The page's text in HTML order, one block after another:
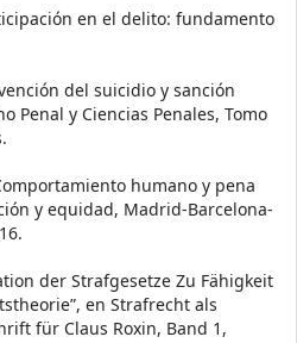
en el delito: fundamento
del suicidio y sanción
Penal y Ciencias Penales, Tomo
humano y pena
y equidad, Madrid-Barcelona-
der Strafgesetze Zu Fähigkeit
en Strafrecht als
für Claus Roxin, Band 1,